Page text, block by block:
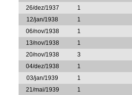
26/dez/1937
1
12/jan/1938
1
06/nov/1938
1
13/nov/1938
1
20/nov/1938
3
04/dez/1938
1
03/jan/1939
1
21/mai/1939
1